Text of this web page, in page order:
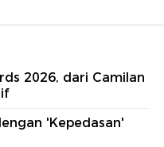
2026, dari Camilan
'Kepedasan'